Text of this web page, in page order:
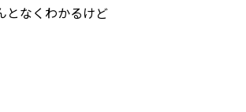
となくわかるけど